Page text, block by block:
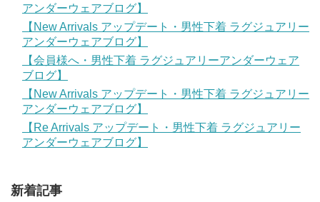
アンダーウェアブログ】
【New Arrivals アップデート・男性下着 ラグジュアリー
アンダーウェアブログ】
【会員様へ・男性下着 ラグジュアリーアンダーウェア
ブログ】
【New Arrivals アップデート・男性下着 ラグジュアリー
アンダーウェアブログ】
【Re Arrivals アップデート・男性下着 ラグジュアリー
アンダーウェアブログ】
新着記事